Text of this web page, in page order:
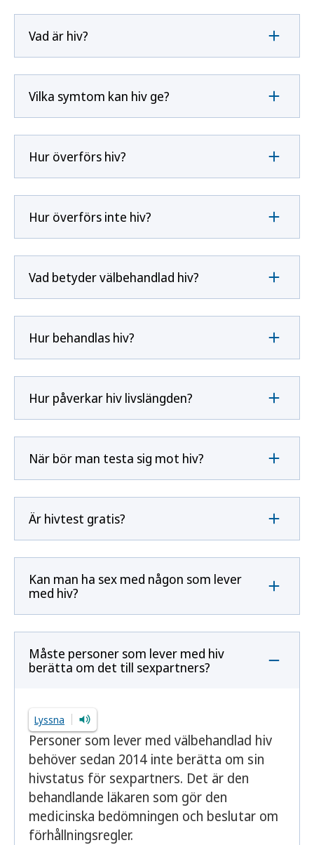
Vad är hiv?
Vilka symtom kan hiv ge?
Hur överförs hiv?
Hur överförs inte hiv?
Vad betyder välbehandlad hiv?
Hur behandlas hiv?
Hur påverkar hiv livslängden?
När bör man testa sig mot hiv?
Är hivtest gratis?
Kan man ha sex med någon som lever
med hiv?
Måste personer som lever med hiv
berätta om det till sexpartners?
Lyssna
Personer som lever med välbehandlad hiv
behöver sedan 2014 inte berätta om sin
hivstatus för sexpartners. Det är den
behandlande läkaren som gör den
medicinska bedömningen och beslutar om
förhållningsregler.